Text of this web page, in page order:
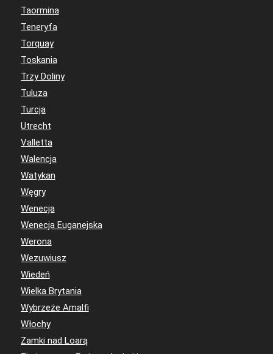
Taormina
Teneryfa
Torquay
Toskania
Trzy Doliny
Tuluza
Turcja
Utrecht
Valletta
Walencja
Watykan
Węgry
Wenecja
Wenecja Euganejska
Werona
Wezuwiusz
Wiedeń
Wielka Brytania
Wybrzeże Amalfi
Włochy
Zamki nad Loarą